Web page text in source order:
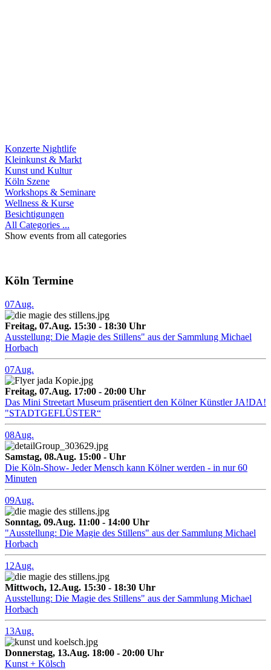
Konzerte Nightlife
Kleinkunst & Markt
Kunst und Kultur
Köln Szene
Workshops & Seminare
Wellness & Kurse
Besichtigungen
All Categories ...
Show events from all categories
Köln Termine
07Aug.
Freitag, 07.Aug. 15:30 - 18:30 Uhr
Ausstellung: Die Magie des Stillens" aus der Sammlung Michael
Horbach
07Aug.
Freitag, 07.Aug. 17:00 - 20:00 Uhr
Das Mini Streetart Museum präsentiert den Kölner Künstler JA!DA!
"STADTGEFLÜSTER“
08Aug.
Samstag, 08.Aug. 15:00 - Uhr
Die Köln-Show- Jeder Mensch kann Kölner werden - in nur 60
Minuten
09Aug.
Sonntag, 09.Aug. 11:00 - 14:00 Uhr
"Ausstellung: Die Magie des Stillens" aus der Sammlung Michael
Horbach
12Aug.
Mittwoch, 12.Aug. 15:30 - 18:30 Uhr
Ausstellung: Die Magie des Stillens" aus der Sammlung Michael
Horbach
13Aug.
Donnerstag, 13.Aug. 18:00 - 20:00 Uhr
Kunst + Kölsch